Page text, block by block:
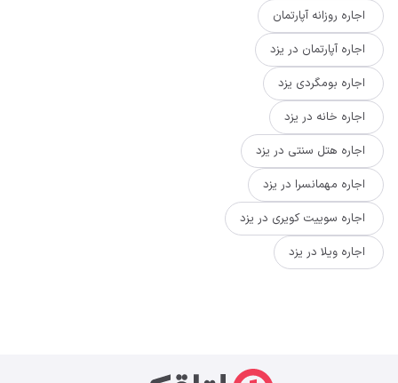
اجاره روزانه آپارتمان
اجاره آپارتمان در یزد
اجاره بومگردی یزد
اجاره خانه در یزد
اجاره هتل سنتی در یزد
اجاره مهمانسرا در یزد
اجاره سوییت کویری در یزد
اجاره ویلا در یزد